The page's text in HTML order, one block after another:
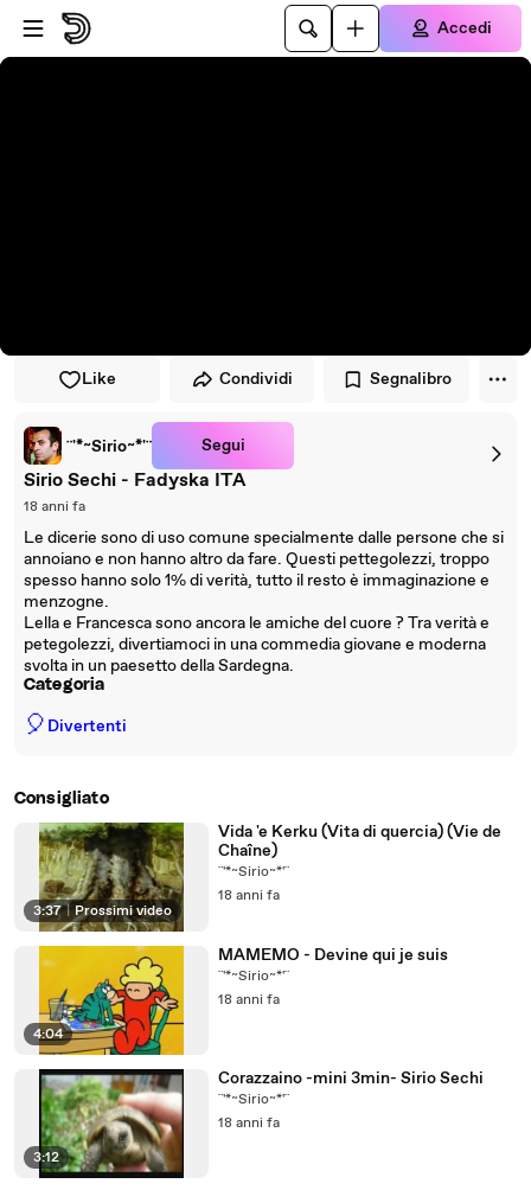
Vai al lettore
Passa al contenuto principale
Accedi
Like Condividi Segnalibro
¨'*~Sirio~*'¨ Segui
Sirio Sechi - Fadyska ITA
18 anni fa
Le dicerie sono di uso comune specialmente dalle persone che si
annoiano e non hanno altro da fare. Questi pettegolezzi, troppo
spesso hanno solo 1% di verità, tutto il resto è immaginazione e
menzogne.
Lella e Francesca sono ancora le amiche del cuore ? Tra verità e
petegolezzi, divertiamoci in una commedia giovane e moderna
svolta in un paesetto della Sardegna.
Categoria
🎈 Divertenti
Consigliato
3:37 | Prossimi video
Vida 'e Kerku (Vita di quercia) (Vie de
Chaîne)
¨'*~Sirio~*'¨
18 anni fa
4:04
MAMEMO - Devine qui je suis
¨'*~Sirio~*'¨
18 anni fa
3:12
Corazzaino -mini 3min- Sirio Sechi
¨'*~Sirio~*'¨
18 anni fa